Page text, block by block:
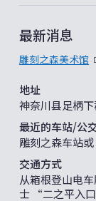
最新消息
雕刻之森美术馆
地址
神奈川县足柄
最近的车站/公
雕刻之森车站
交通方式
从箱根登山电
士 “二之平入